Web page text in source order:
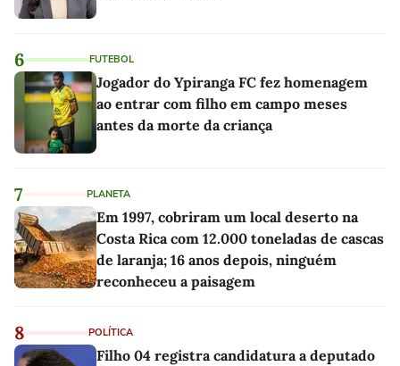
6 FUTEBOL
Jogador do Ypiranga FC fez homenagem
ao entrar com filho em campo meses
antes da morte da criança
7 PLANETA
Em 1997, cobriram um local deserto na
Costa Rica com 12.000 toneladas de cascas
de laranja; 16 anos depois, ninguém
reconheceu a paisagem
8 POLÍTICA
Filho 04 registra candidatura a deputado